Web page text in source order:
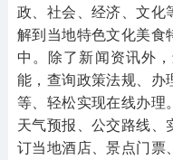
政、社会、经济、文化
解到当地特色文化美食
中。除了新闻资讯外
能，查询政策法规、办
等、轻松实现在线办理
天气预报、公交路线、
订当地酒店、景点门票